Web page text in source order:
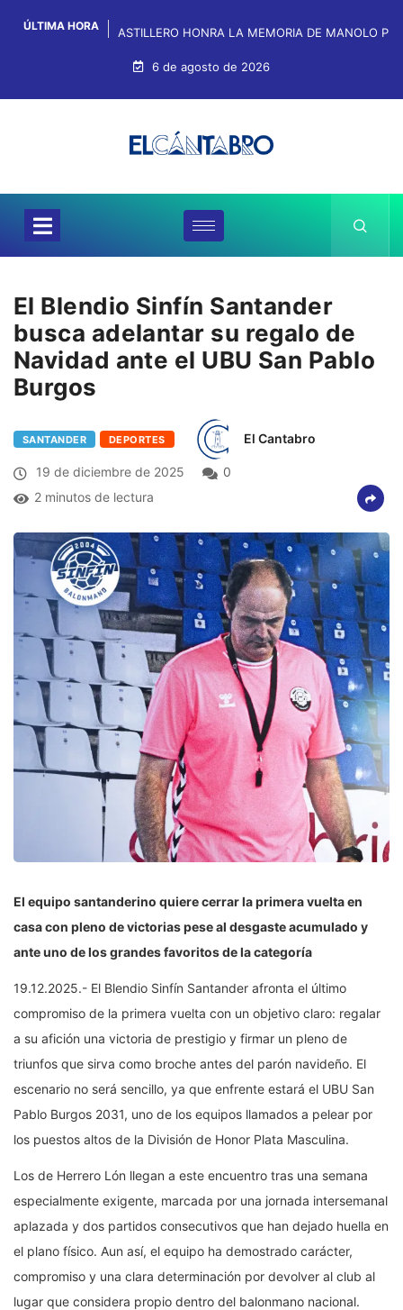
ÚLTIMA HORA ASTILLERO HONRA LA MEMORIA DE MANOLO
6 de agosto de 2026
El Blendio Sinfín Santander
busca adelantar su regalo de
Navidad ante el UBU San Pablo
Burgos
SANTANDER DEPORTES El Cantabro
19 de diciembre de 2025
0
2 minutos de lectura
El equipo santanderino quiere cerrar la primera vuelta en
casa con pleno de victorias pese al desgaste acumulado y
ante uno de los grandes favoritos de la categoría
19.12.2025.- El Blendio Sinfín Santander afronta el último
compromiso de la primera vuelta con un objetivo claro: regalar
a su afición una victoria de prestigio y firmar un pleno de
triunfos que sirva como broche antes del parón navideño. El
escenario no será sencillo, ya que enfrente estará el UBU San
Pablo Burgos 2031, uno de los equipos llamados a pelear por
los puestos altos de la División de Honor Plata Masculina.
Los de Herrero Lón llegan a este encuentro tras una semana
especialmente exigente, marcada por una jornada intersemanal
aplazada y dos partidos consecutivos que han dejado huella en
el plano físico. Aun así, el equipo ha demostrado carácter,
compromiso y una clara determinación por devolver al club al
lugar que considera propio dentro del balonmano nacional.